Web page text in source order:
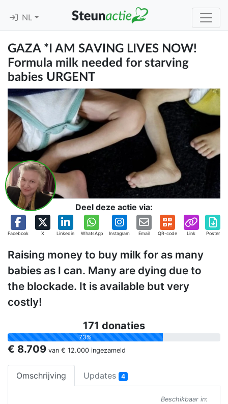
NL
GAZA *I AM SAVING LIVES NOW!
Formula milk needed for starving
babies URGENT
Deel deze actie via:
Facebook X Linkedin WhatsApp Instagram Email QR-code Link Poster
Raising money to buy milk for as many
babies as I can. Many are dying due to
the blockade. It is available but very
costly!
171 donaties
73%
€ 8.709 van € 12.000 ingezameld
Omschrijving Updates 4
Beschikbaar in: